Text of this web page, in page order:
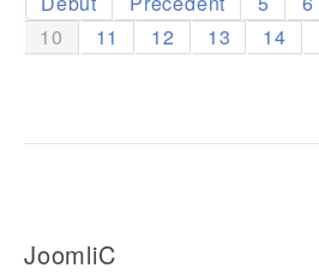
10
11 12 13 14
JoomliC